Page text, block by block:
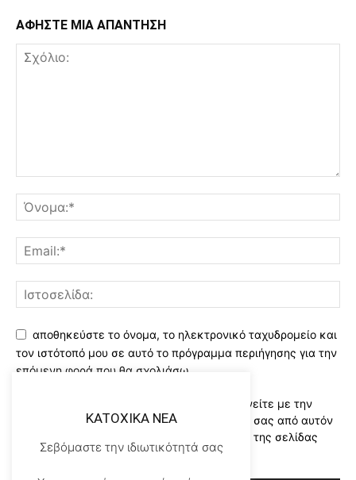
ΑΦΗΣΤΕ ΜΙΑ ΑΠΑΝΤΗΣΗ
αποθηκεύστε το όνομα, το ηλεκτρονικό ταχυδρομείο και
τον ιστότοπό μου σε αυτό το πρόγραμμα περιήγησης για την
επόμενη φορά που θα σχολιάσω.
Χρησιμοποιώντας αυτό το έντυπο συμφωνείτε με την
αποθήκευση και χειρισμό των δεδομένων σας από αυτόν
τον ιστότοπο..Διαβάστε του ορους χρήσης της σελίδας
μας*
KATOXIKA NEA
Σεβόμαστε την ιδιωτικότητά σας